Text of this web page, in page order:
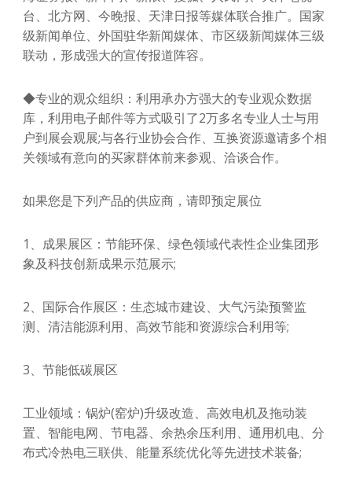
台、北方网、今晚报、天津日报等媒体联合推广。国家
级新闻单位、外国驻华新闻媒体、市区级新闻媒体三级
联动，形成强大的宣传报道阵容。
◆专业的观众组织：利用承办方强大的专业观众数据
库，利用电子邮件等方式吸引了2万多名专业人士与用
户到展会观展;与各行业协会合作、互换资源邀请多个相
关领域有意向的买家群体前来参观、洽谈合作。
如果您是下列产品的供应商，请即预定展位
1、成果展区：节能环保、绿色领域代表性企业集团形
象及科技创新成果示范展示;
2、国际合作展区：生态城市建设、大气污染预警监
测、清洁能源利用、高效节能和资源综合利用等;
3、节能低碳展区
工业领域：锅炉(窑炉)升级改造、高效电机及拖动装
置、智能电网、节电器、余热余压利用、通用机电、分
布式冷热电三联供、能量系统优化等先进技术装备;